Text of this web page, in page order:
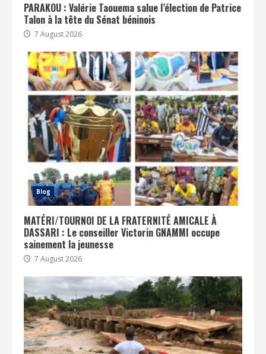
PARAKOU : Valérie Taouema salue l’élection de Patrice
Talon à la tête du Sénat béninois
7 August 2026
Blog
MATÉRI/TOURNOI DE LA FRATERNITÉ AMICALE À
DASSARI : Le conseiller Victorin GNAMMI occupe
sainement la jeunesse
7 August 2026